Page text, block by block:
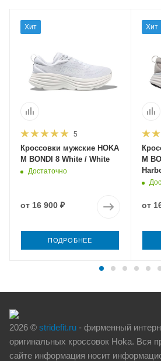
Хит
5
Кроссовки мужские HOKA
M BONDI 8 White / White
Достаточно
от 16 900 ₽
ПОДРОБНЕЕ
Хит
M
от
2026 © stridefit.ru - фирменный
оригинальных кроссовок Hoka. Вся
сайте информация носит